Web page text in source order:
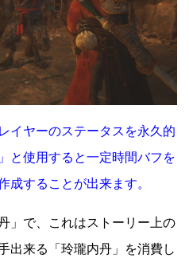
イヤーのステータスを永久的
と使用すると一定時間バフを
成することが出来ます。
」で、これはストーリー上の
出来る「玲瓏内丹」を消費し